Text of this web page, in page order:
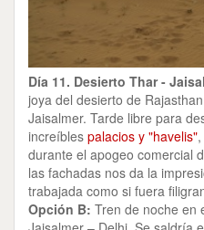
Día 11. Desierto Thar -
joya del desierto de
Jaisalmer. Tarde libre para
increíbles palacios y "havelis"
durante el apogeo comercial
las fachadas nos da la
trabajada como si fuera
Opción B: Tren de noche en